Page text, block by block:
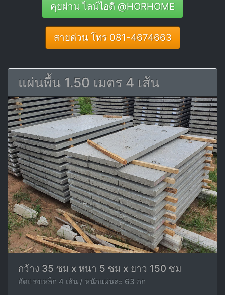
คุยผ่าน ไลน์ไอดี @HORHOME
สายด่วน โทร 081-4674663
แผ่นพื้น 1.50 เมตร 4 เส้น
กว้าง 35 ซม x หนา 5 ซม x ยาว 150 ซม
อัดแรงเหล็ก 4 เส้น / หนักแผ่นละ 63 กก